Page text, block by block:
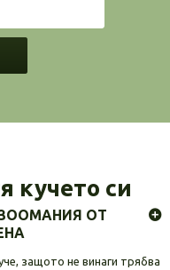
кучето си
ОТ
защото не винаги трябва